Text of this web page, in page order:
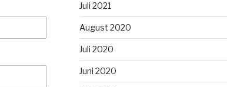
Juli 2021
August 2020
Juli 2020
Juni 2020